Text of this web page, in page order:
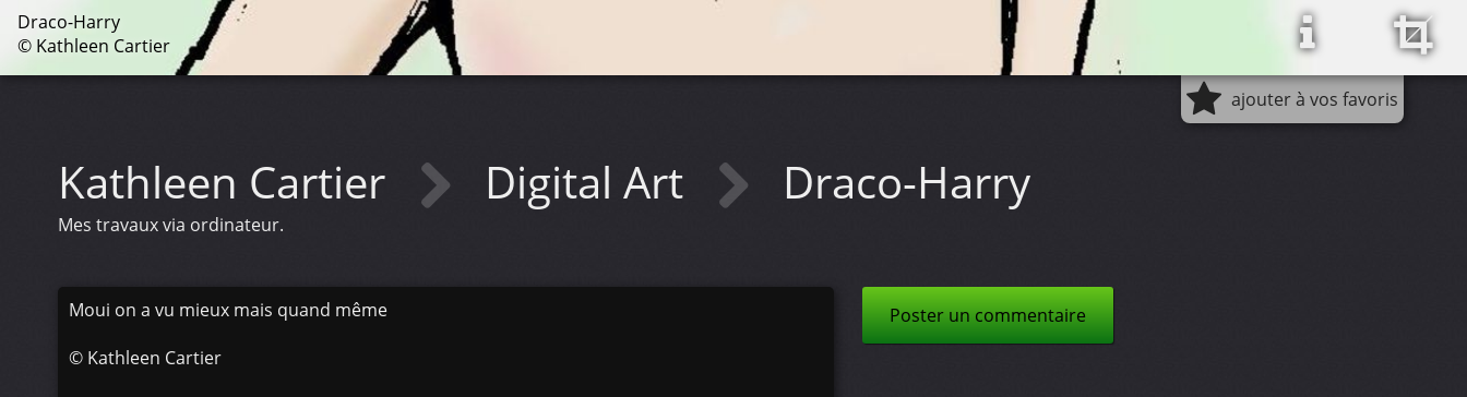
Draco-Harry
© Kathleen Cartier
ajouter à vos favoris
Kathleen Cartier Digital Art Draco-Harry
Mes travaux via ordinateur.
Moui on a vu mieux mais quand même
© Kathleen Cartier
Poster un commentaire